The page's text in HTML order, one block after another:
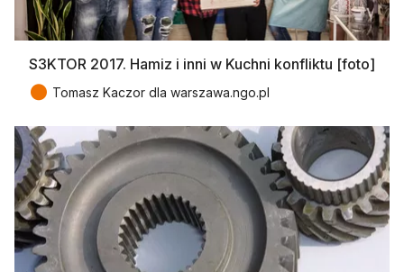
S3KTOR 2017. Hamiz i inni w Kuchni konfliktu [foto]
● Tomasz Kaczor dla warszawa.ngo.pl